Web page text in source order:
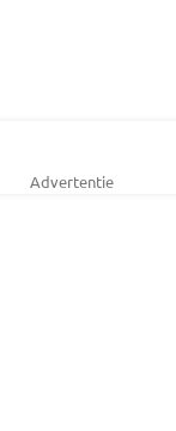
Advertentie